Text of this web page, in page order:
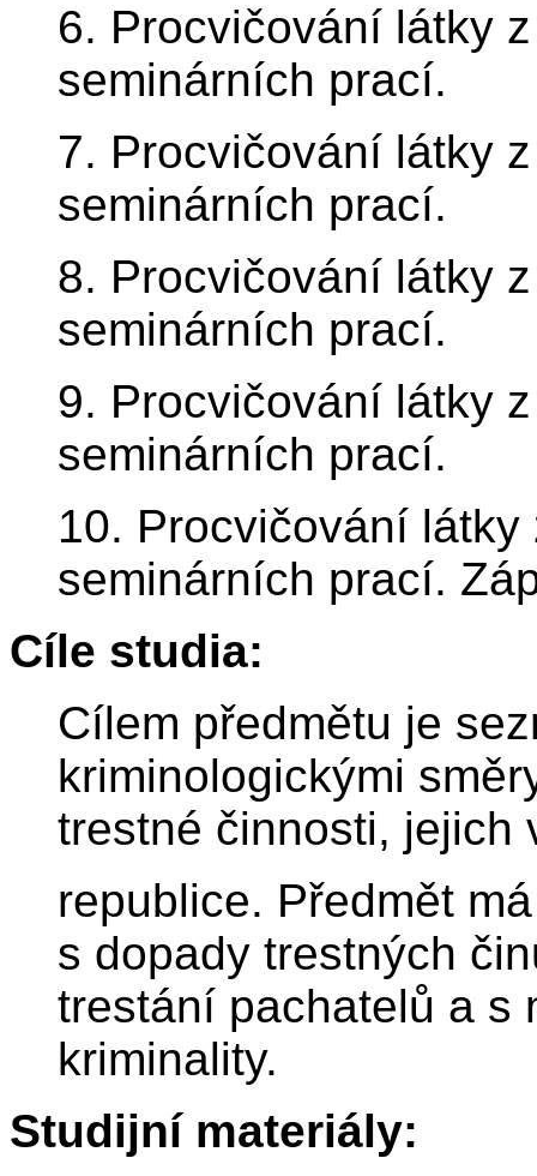
6. Procvičování látky
seminárních prací.
7. Procvičování látky
seminárních prací.
8. Procvičování látky
seminárních prací.
9. Procvičování látky
seminárních prací.
10. Procvičování
seminárních prací.
Cíle studia:
Cílem předmětu je
kriminologickými
trestné činnosti, jejich
republice. Předmět
s dopady trestných
trestání pachatelů a s
kriminality.
Studijní materiály: